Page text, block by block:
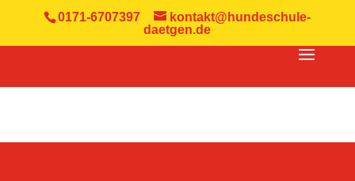
0171-6707397
kontakt@hundeschule-
daetgen.de